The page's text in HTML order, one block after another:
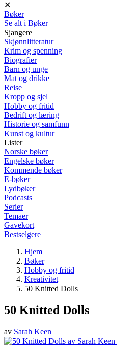
✕
Bøker
Se alt i Bøker
Sjangere
Skjønnlitteratur
Krim og spenning
Biografier
Barn og unge
Mat og drikke
Reise
Kropp og sjel
Hobby og fritid
Bedrift og læring
Historie og samfunn
Kunst og kultur
Lister
Norske bøker
Engelske bøker
Kommende bøker
E-bøker
Lydbøker
Podcasts
Serier
Temaer
Gavekort
Bestselgere
Hjem
Bøker
Hobby og fritid
Kreativitet
50 Knitted Dolls
50 Knitted Dolls
av Sarah Keen